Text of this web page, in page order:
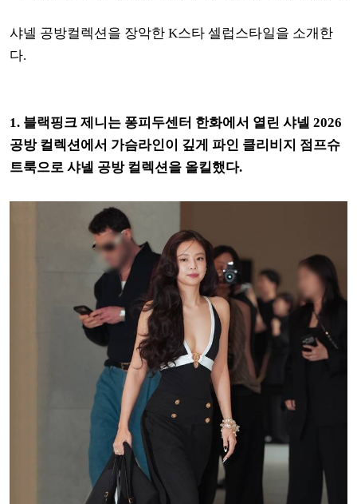
샤넬 공방컬렉션을 장악한 K스타 셀럽스타일을 소개한
다.
1. 블랙핑크 제니는 퐁피두센터 한화에서 열린 샤넬 2026
공방 컬렉션에서 가슴라인이 깊게 파인 클리비지 점프슈
트룩으로 샤넬 공방 컬렉션을 올킬했다.